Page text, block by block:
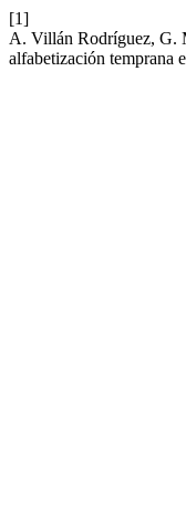
[1]
A. Villán Rodríguez, G.
alfabetización temprana